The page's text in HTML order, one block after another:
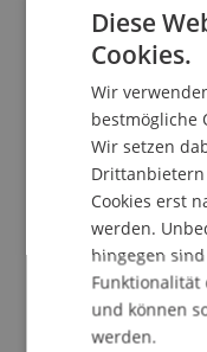
Die
Treuhänder,
an juristische
wachsen ständig.
aktueller
unerlässlich.
Gerade das
eine traditionell
daher ist die
Diese
Cookies.
Wir
bestmögliche
Wir setzen
Drittanbietern
Cookies erst
werden.
hingegen
Funktionalität
und können
werden.